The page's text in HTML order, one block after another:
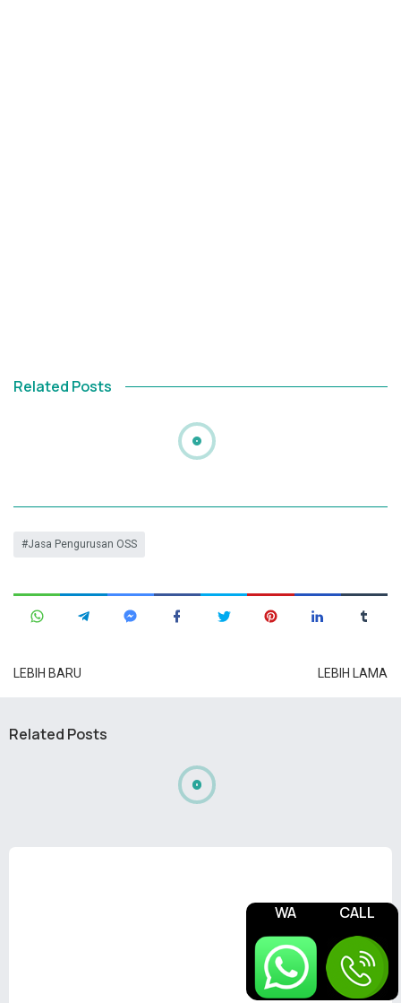
Related Posts
Jasa Pengurusan OSS
LEBIH BARU LEBIH LAMA
Related Posts
WA CALL